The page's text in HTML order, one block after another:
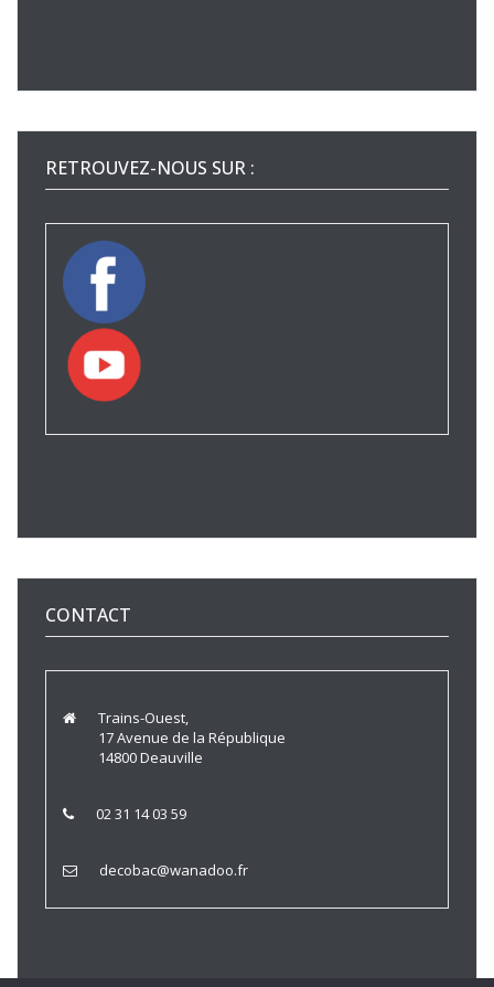
RETROUVEZ-NOUS SUR :
CONTACT
Trains-Ouest,
17 Avenue de la République
14800 Deauville
02 31 14 03 59
decobac@wanadoo.fr